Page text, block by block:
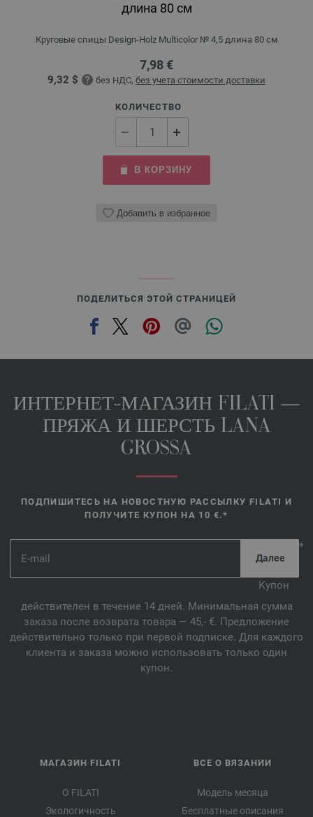
длина 80 см
Круговые спицы Design-Holz Multicolor № 4,5 длина 80 см
7,98 €
9,32 $ без НДС, без учета стоимости доставки
КОЛИЧЕСТВО
В КОРЗИНУ
Добавить в избранное
ПОДЕЛИТЬСЯ ЭТОЙ СТРАНИЦЕЙ
ИНТЕРНЕТ-МАГАЗИН FILATI —
ПРЯЖА И ШЕРСТЬ LANA
GROSSA
ПОДПИШИТЕСЬ НА НОВОСТНУЮ РАССЫЛКУ FILATI И
ПОЛУЧИТЕ КУПОН НА 10 €.*
*
Купон
действителен в течение 14 дней. Минимальная сумма
заказа после возврата товара — 45,- €. Предложение
действительно только при первой подписке. Для каждого
клиента и заказа можно использовать только один
купон.
МАГАЗИН FILATI
О FILATI
Экологичность
ВСЕ О ВЯЗАНИИ
Модель месяца
Бесплатные описания